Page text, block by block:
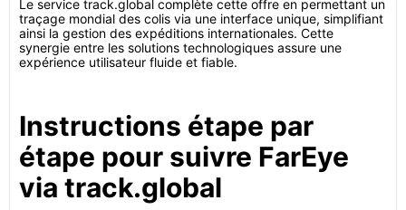
Le service track.global complète cette offre en permettant un
traçage mondial des colis via une interface unique, simplifiant
ainsi la gestion des expéditions internationales. Cette
synergie entre les solutions technologiques assure une
expérience utilisateur fluide et fiable.
Instructions étape par
étape pour suivre FarEye
via track.global